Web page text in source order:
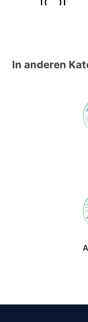
In anderen